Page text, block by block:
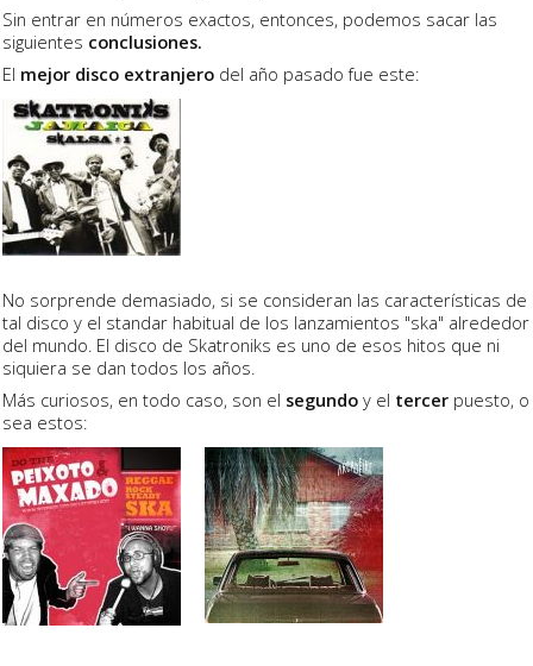
Sin entrar en números exactos, entonces, podemos sacar las
siguientes conclusiones.
El mejor disco extranjero del año pasado fue este:
No sorprende demasiado, si se consideran las características de
tal disco y el standar habitual de los lanzamientos "ska" alrededor
del mundo. El disco de Skatroniks es uno de esos hitos que ni
siquiera se dan todos los años.
Más curiosos, en todo caso, son el segundo y el tercer puesto, o
sea estos: